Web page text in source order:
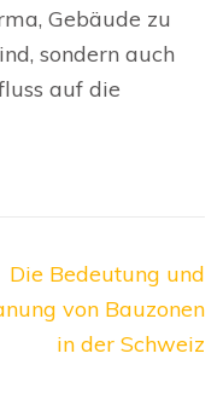
Gebäude zu
sondern auch
auf die
Die Bedeutung und
von Bauzonen
in der Schweiz